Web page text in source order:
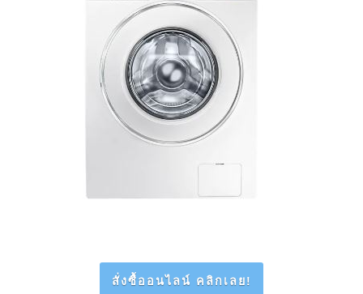
สั่งซื้ออนไลน์ คลิกเลย!